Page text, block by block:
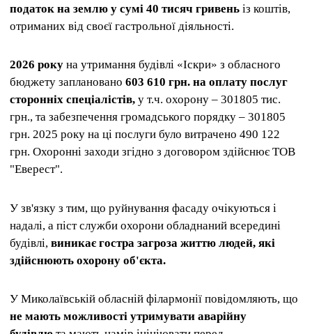
податок на землю у сумі 40 тисяч гривень із коштів,
отриманих від своєї гастрольної діяльності.
2026 року на утримання будівлі «Іскри» з обласного
бюджету заплановано 603 610 грн. на оплату послуг
сторонніх спеціалістів, у т.ч. охорону – 301805 тис.
грн., та забезпечення громадського порядку – 301805
грн. 2025 року на ці послуги було витрачено 490 122
грн. Охоронні заходи згідно з договором здійснює ТОВ
"Еверест".
У зв'язку з тим, що руйнування фасаду очікуються і
надалі, а піст служби охорони обладнаний всередині
будівлі, виникає гостра загроза життю людей, які
здійснюють охорону об'єкта.
У Миколаївській обласній філармонії повідомляють, що
не мають можливості утримувати аварійну